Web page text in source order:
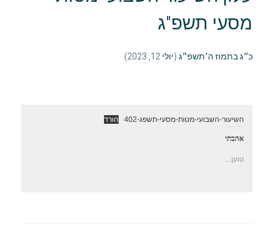
מסעי תשפ"ג
כ״ג בתמוז ה׳תשפ״ג (יולי 12, 2023)
השיעור-השבועי-מטות-מסעי-תשפג-402 הורד
אהבתי
טוען...